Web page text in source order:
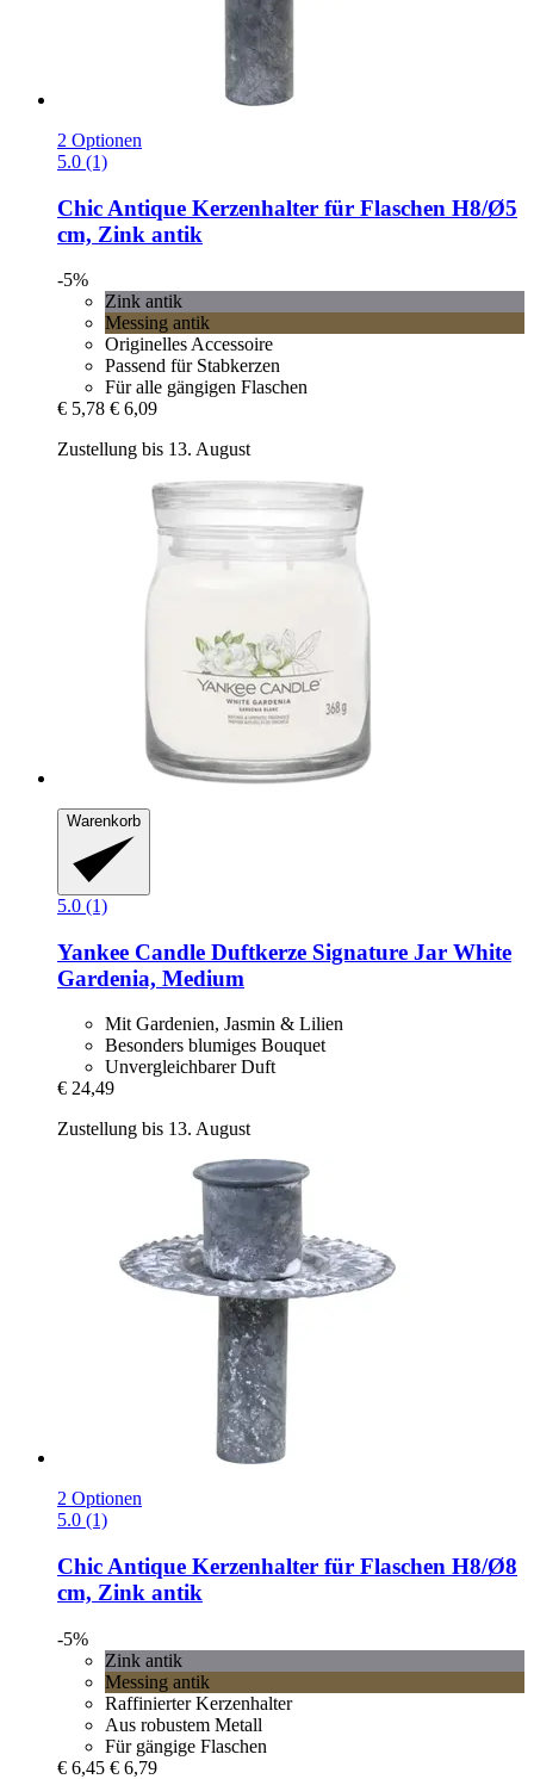
2 Optionen
5.0 (1)
Chic Antique Kerzenhalter für Flaschen H8/Ø5
cm, Zink antik
-5%
Zink antik
Messing antik
Originelles Accessoire
Passend für Stabkerzen
Für alle gängigen Flaschen
€ 5,78 € 6,09
Zustellung bis 13. August
Warenkorb
5.0 (1)
Yankee Candle Duftkerze Signature Jar White
Gardenia, Medium
Mit Gardenien, Jasmin & Lilien
Besonders blumiges Bouquet
Unvergleichbarer Duft
€ 24,49
Zustellung bis 13. August
2 Optionen
5.0 (1)
Chic Antique Kerzenhalter für Flaschen H8/Ø8
cm, Zink antik
-5%
Zink antik
Messing antik
Raffinierter Kerzenhalter
Aus robustem Metall
Für gängige Flaschen
€ 6,45 € 6,79